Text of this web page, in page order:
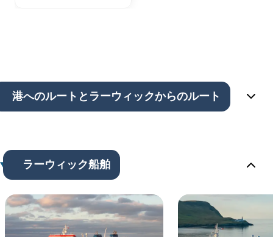
港へのルートとラーウィックからのルート
ラーウィック船舶